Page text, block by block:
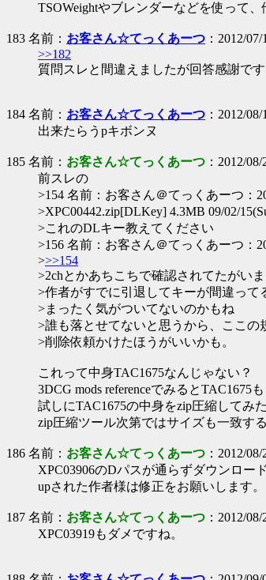
TSOWeightやブレンダーなどを使って
183 名前： お客さん☆てっくあーつ ：2012/
>>182
質問スレと間違えましたが回答感謝です
184 名前： お客さん☆てっくあーつ ：2012/
出来たらうpキボンヌ
185 名前： お客さん☆てっくあーつ ：2012/
前スレの
>154 名前：お客さん＠てっくあーつ：
>XPC00442.zip[DLKey] 4.3MB 09/02/
>これのDLキー教えてください
>156 名前：お客さん＠てっくあーつ：
>>>154
>2chとかあちこちで確認されてたがい
>作者がすでに引退してキーが間違って
>まったく気がついてないのかもね
>誰も落とせてないと思うから、ここの
>削除依頼かけたほうがいいかも。
これって中身TAC1675なんじゃない？
3DCG mods referenceでみるとTAC1675
試しにTAC1675の中身をzip圧縮してみ
zip圧縮ツール次第ではサイズも一致す
186 名前： お客さん☆てっくあーつ ：2012/
XPC03906のDパスが通らずダウンロー
upされた作者様は修正をお願いします。
187 名前： お客さん☆てっくあーつ ：2012/
XPC03919もダメですね。